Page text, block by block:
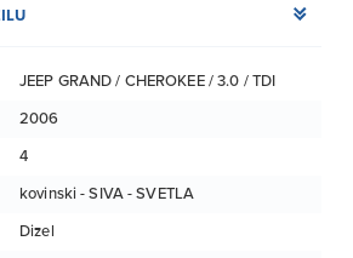
JEEP GRAND / CHEROKEE / 3.0 / TDI
2006
4
kovinski - SIVA - SVETLA
Dizel